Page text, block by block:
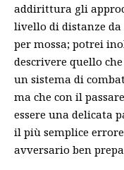
addirittura gli
livello di distanze
per mossa; potrei
descrivere quello
un sistema di
ma che con il
essere una delicata
il più semplice
avversario ben